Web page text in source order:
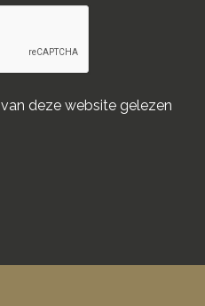
van deze website gelezen